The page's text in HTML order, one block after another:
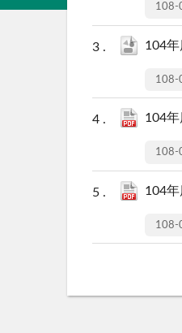
108-
104
108-
104
108-
104
108-